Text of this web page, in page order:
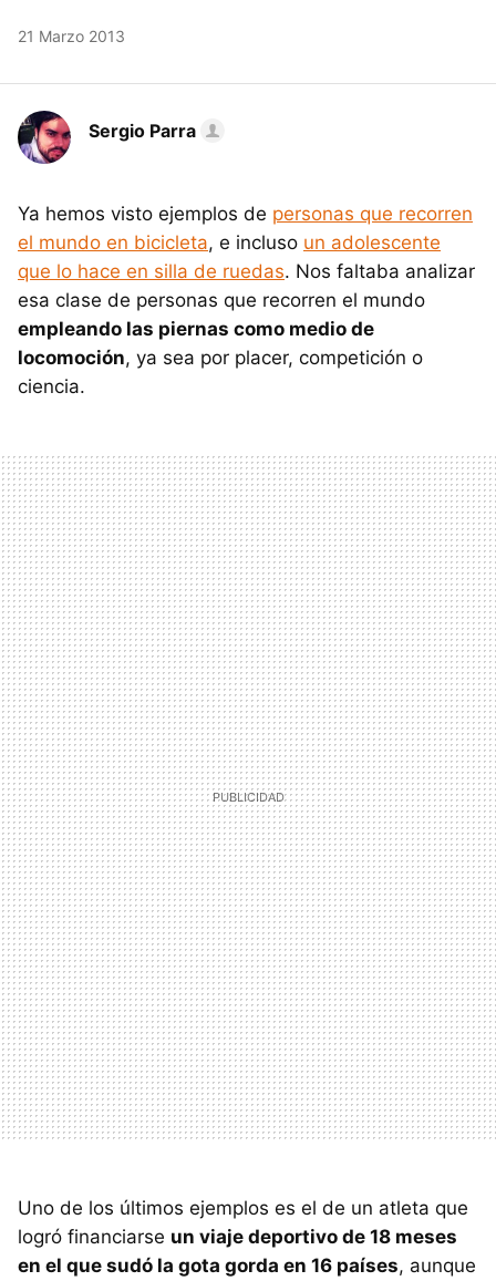
21 Marzo 2013
Sergio Parra
Ya hemos visto ejemplos de personas que recorren
el mundo en bicicleta, e incluso un adolescente
que lo hace en silla de ruedas. Nos faltaba analizar
esa clase de personas que recorren el mundo
empleando las piernas como medio de
locomoción, ya sea por placer, competición o
ciencia.
Uno de los últimos ejemplos es el de un atleta que
logró financiarse un viaje deportivo de 18 meses
en el que sudó la gota gorda en 16 países, aunque